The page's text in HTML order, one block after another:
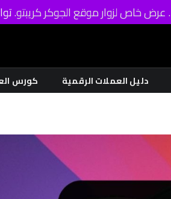
. عرض خاص لزوار موقع الجوكر كريبتو.
دليل العملات الرقمية كورس